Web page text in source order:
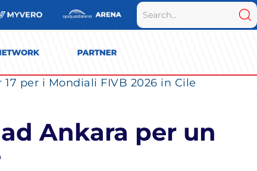
per i Mondiali FIVB 2026 in Cile
Ankara per un